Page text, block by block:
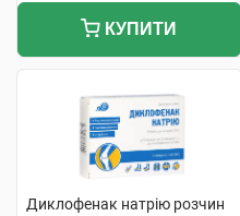
КУПИТИ
Диклофенак натрію розчин